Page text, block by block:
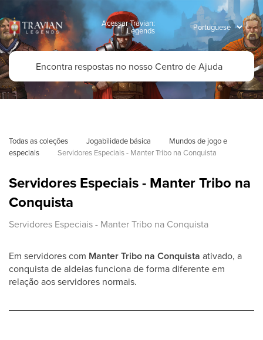
Acessar Travian:
Legends
Todas as coleções Jogabilidade básica
Mundos de jogo e
especiais
Servidores Especiais - Manter Tribo na Conquista
Servidores Especiais - Manter Tribo na
Conquista
Servidores Especiais - Manter Tribo na Conquista
Em servidores com Manter Tribo na Conquista ativado, a
conquista de aldeias funciona de forma diferente em
relação aos servidores normais.